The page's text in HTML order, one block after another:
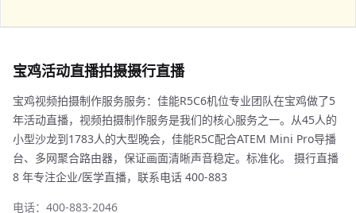
宝鸡活动直播拍摄摄行直播
宝鸡视频拍摄制作服务服务：佳能R5C6机位专业团队在宝鸡做了5
年活动直播，视频拍摄制作服务是我们的核心服务之一。从45人的
小型沙龙到1783人的大型晚会，佳能R5C配合ATEM Mini Pro导播
台、多网聚合路由器，保证画面清晰声音稳定。标准化。 摄行直播
8 年专注企业/医学直播，联系电话 400-883
电话：400-883-2046